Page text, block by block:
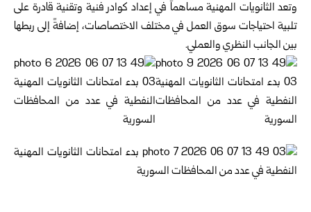
وتعد الثانويات المهنية مساهماً في إعداد كوادر فنية ‏وتقنية قادرة على
تلبية احتياجات سوق العمل في ‏مختلف الاختصاصات، إضافةً إلى ربطها
بين ‏الجانب النظري والعملي‎.‎